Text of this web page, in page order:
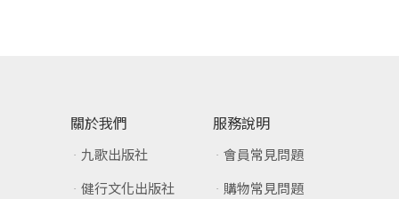
關於我們
九歌出版社
健行文化出版社
服務說明
會員常見問題
購物常見問題